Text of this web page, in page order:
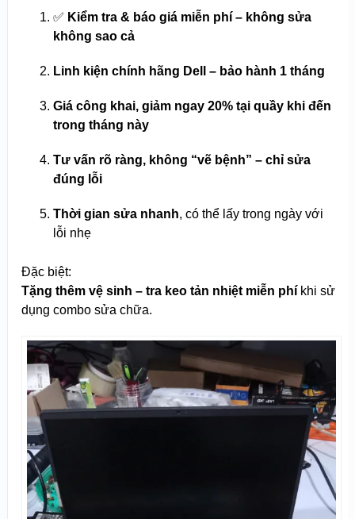
✅ Kiểm tra & báo giá miễn phí – không sửa
không sao cả
Linh kiện chính hãng Dell – bảo hành 1 tháng
Giá công khai, giảm ngay 20% tại quầy khi đến
trong tháng này
Tư vấn rõ ràng, không “vẽ bệnh” – chỉ sửa
đúng lỗi
Thời gian sửa nhanh, có thể lấy trong ngày với
lỗi nhẹ
Đặc biệt:
Tặng thêm vệ sinh – tra keo tản nhiệt miễn phíkhi sử
dụng combo sửa chữa.